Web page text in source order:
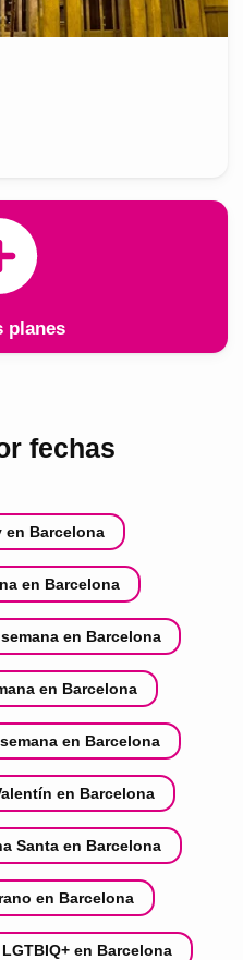
planes
fechas
en Barcelona
en Barcelona
en Barcelona
en Barcelona
en Barcelona
en Barcelona
Santa en Barcelona
en Barcelona
en Barcelona